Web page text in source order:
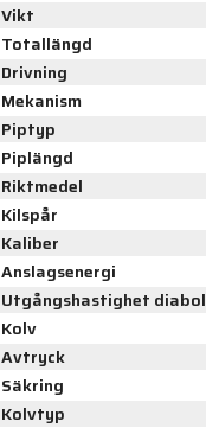
Vikt
Totallängd
Drivning
Mekanism
Piptyp
Piplängd
Riktmedel
Kilspår
Kaliber
Anslagsenergi
Utgångshastighet diabol
Kolv
Avtryck
Säkring
Kolvtyp